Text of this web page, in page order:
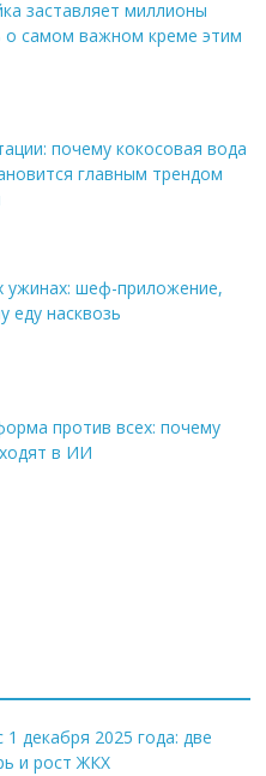
заставляет миллионы
о самом важном креме этим
почему кокосовая вода
главным трендом
ужинах: шеф-приложение,
еду насквозь
против всех: почему
в ИИ
декабря 2025 года: две
и рост ЖКХ